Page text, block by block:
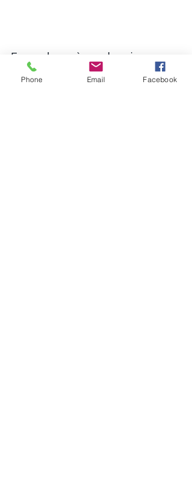
Encore bravo à nos deux jeunes
mariés et nous leur souhaitons
tous nos voeux de bonheur,
Phone Email Facebook